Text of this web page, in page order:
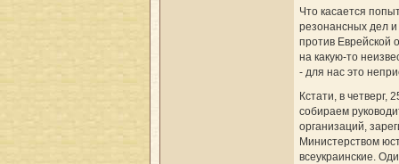
Что касается
резонансных дел
против Еврейской
на какую-то
- для нас это
Кстати, в четверг,
собираем
организаций,
Министерством
всеукраинские.